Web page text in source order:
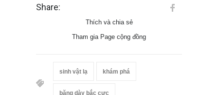
Share:
Thích và chia sẻ
Tham gia Page cộng đồng
sinh vật lạ khám phá
băng dày bắc cực